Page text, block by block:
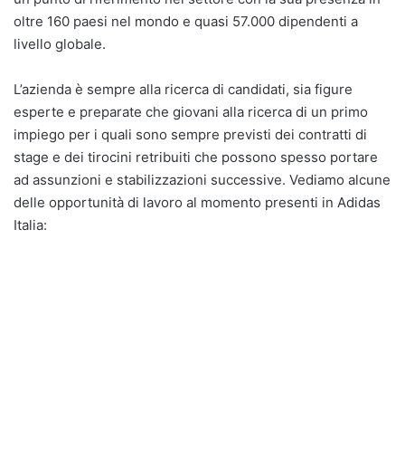
oltre 160 paesi nel mondo e quasi 57.000 dipendenti a
livello globale.
L’azienda è sempre alla ricerca di candidati, sia figure
esperte e preparate che giovani alla ricerca di un primo
impiego per i quali sono sempre previsti dei contratti di
stage e dei tirocini retribuiti che possono spesso portare
ad assunzioni e stabilizzazioni successive. Vediamo alcune
delle opportunità di lavoro al momento presenti in Adidas
Italia: